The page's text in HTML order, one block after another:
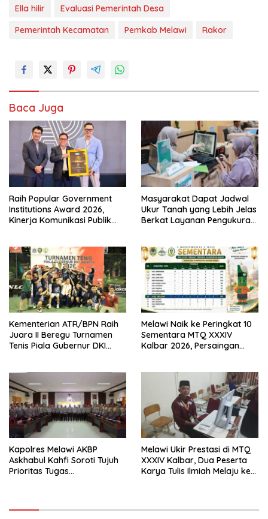
Ella hilir
Evaluasi Pemerintah Desa
Pemerintah Kecamatan
Pemkab Melawi Rakor
Baca Juga
Raih Popular Government
Institutions Award 2026,
Kinerja Komunikasi Publik
Masyarakat Dapat Jadwal
Ukur Tanah yang Lebih Jelas
Berkat Layanan Pengukuran
Kementerian ATR/BPN Raih
Juara II Beregu Turnamen
Tenis Piala Gubernur DKI
Melawi Naik ke Peringkat 10
Sementara MTQ XXXIV
Kalbar 2026, Persaingan
Kapolres Melawi AKBP
Askhabul Kahfi Soroti Tujuh
Prioritas Tugas
Melawi Ukir Prestasi di MTQ
XXXIV Kalbar, Dua Peserta
Karya Tulis Ilmiah Melaju ke